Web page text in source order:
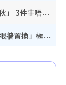
立秋2026｜8月7日立秋進入「多事之秋」 3件事唔做得！專家教6招開運 清枱頭／銀包納氣接好運
颱風白海豚料周日襲浙江！經歷5次「眼牆置換」極罕見 成登陸內地最長途颱風